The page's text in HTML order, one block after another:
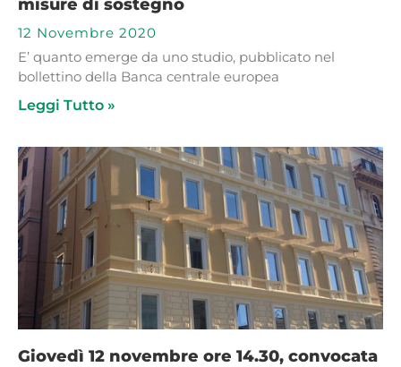
misure di sostegno
12 Novembre 2020
E’ quanto emerge da uno studio, pubblicato nel
bollettino della Banca centrale europea
Leggi Tutto »
Giovedì 12 novembre ore 14.30, convocata